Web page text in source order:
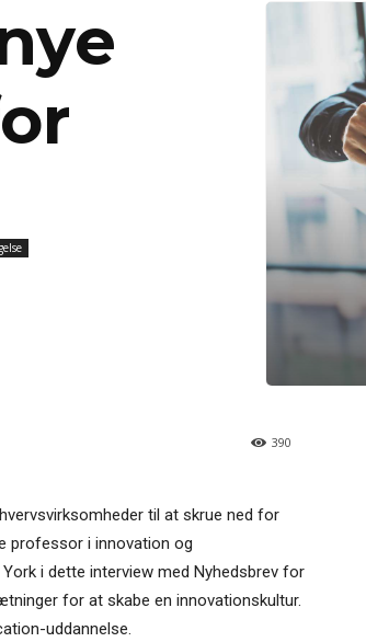
390
til at skrue ned for
professor i innovation og
i dette interview med Nyhedsbrev for
for at skabe en innovationskultur.
uddannelse.